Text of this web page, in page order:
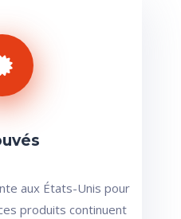
aux États-Unis pour
produits continuent